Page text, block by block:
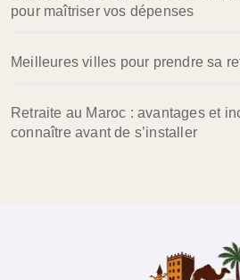
pour maîtriser vos dépenses
Meilleures villes pour prendre sa
Retraite au Maroc : avantages et
connaître avant de s’installer